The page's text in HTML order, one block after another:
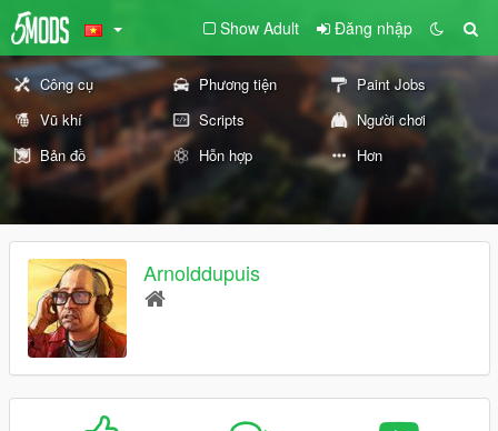
Show Adult Đăng nhập
Công cụ Phương tiện
Paint Jobs
Vũ khí
Scripts
Người chơi
Bản đồ
Hỗn hợp Hơn
Arnolddupuis